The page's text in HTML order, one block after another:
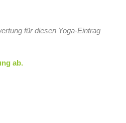
für diesen Yoga-Eintrag
ab.